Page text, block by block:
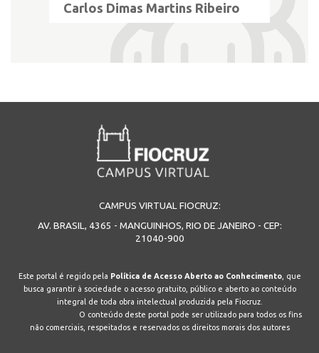
Carlos Dimas Martins Ribeiro
CAMPUS VIRTUAL FIOCRUZ:
AV. BRASIL, 4365 - MANGUINHOS, RIO DE JANEIRO - CEP:
21040-900
Este portal é regido pela Política de Acesso Aberto ao Conhecimento, que
busca garantir à sociedade o acesso gratuito, público e aberto ao conteúdo
integral de toda obra intelectual produzida pela Fiocruz.
O conteúdo deste portal pode ser utilizado para todos os fins
não comerciais, respeitados e reservados os direitos morais dos autores